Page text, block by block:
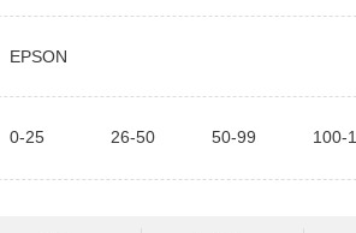
EPSON
0-25 26-50 50-99 100-